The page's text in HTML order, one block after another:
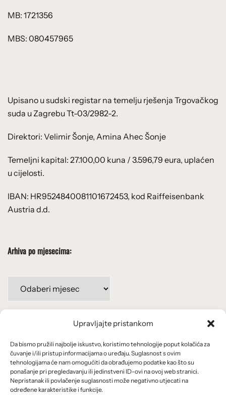
Upravljajte pristankom
Da bismo pružili najbolje iskustvo, koristimo tehnologije poput kolačića za
čuvanje i/ili pristup informacijama o uređaju. Suglasnost s ovim
tehnologijama će nam omogućiti da obrađujemo podatke kao što su
ponašanje pri pregledavanju ili jedinstveni ID-ovi na ovoj web stranici.
Nepristanak ili povlačenje suglasnosti može negativno utjecati na
određene karakteristike i funkcije.
MB: 1721356
MBS: 080457965
Upisano u sudski registar na temelju rješenja Trgovačkog
suda u Zagrebu Tt-03/2982-2.
Direktori: Velimir Šonje, Amina Ahec Šonje
Temeljni kapital: 27.100,00 kuna / 3.596,79 eura, uplaćen
u cijelosti.
IBAN: HR9524840081101672453, kod Raiffeisenbank
Austria d.d.
Arhiva po mjesecima:
mjesecima:
Uvjeti korištenja
Politika privatnosti
Kolačići